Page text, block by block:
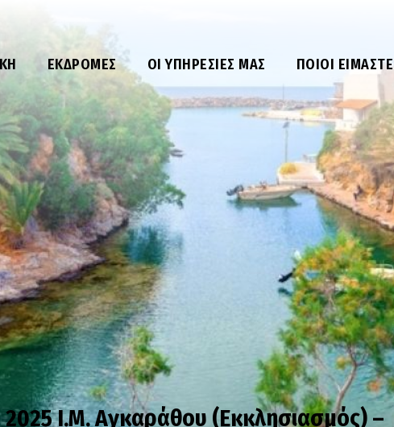
ΕΚΔΡΟΜΈΣ ΟΙ ΥΠΗΡΕΣΊΕΣ ΜΑΣ ΠΟΙΟΙ ΕΊΜΑΣΤΕ
Ι.Μ. Αγκαράθου (Εκκλησιασμός) –